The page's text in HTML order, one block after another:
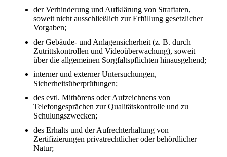
der Verhinderung und Aufklärung von Straftaten,
soweit nicht ausschließlich zur Erfüllung gesetzlicher
Vorgaben;
der Gebäude- und Anlagensicherheit (z. B. durch
Zutrittskontrollen und Videoüberwachung), soweit
über die allgemeinen Sorgfaltspflichten hinausgehend;
interner und externer Untersuchungen,
Sicherheitsüberprüfungen;
des evtl. Mithörens oder Aufzeichnens von
Telefongesprächen zur Qualitätskontrolle und zu
Schulungszwecken;
des Erhalts und der Aufrechterhaltung von
Zertifizierungen privatrechtlicher oder behördlicher
Natur;